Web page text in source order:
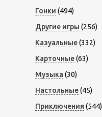
Гонки (494)
Другие игры (256)
Казуальные(332)
Карточные(63)
Музыка (30)
Настольные(45)
Приключения (544)